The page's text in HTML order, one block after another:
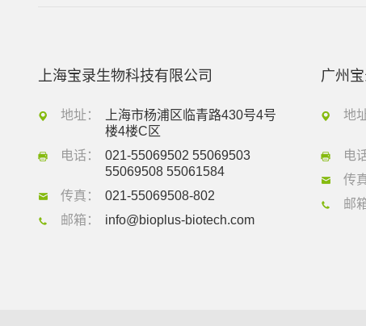
上海宝录生物科技有限公司
地址：
上海市杨浦区临青路430号4号
楼4楼C区
电话：
021-55069502 55069503
55069508 55061584
传真：
021-55069508-802
邮箱：
info@bioplus-biotech.com
广州
地
电
传
邮